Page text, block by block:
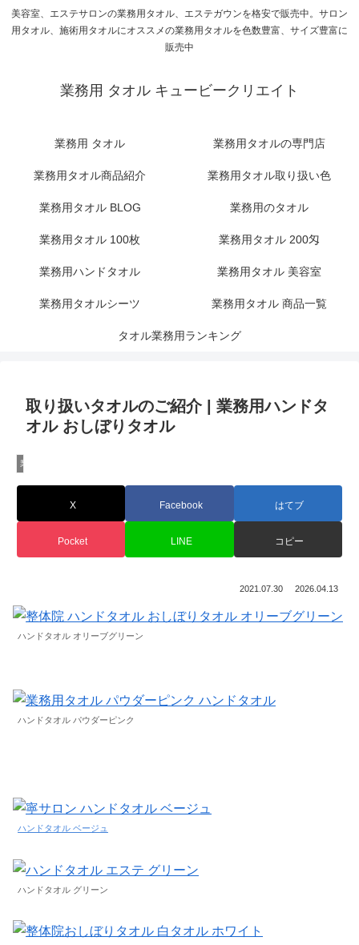
美容室、エステサロンの業務用タオル、エステガウンを格安で販売中。サロン
用タオル、施術用タオルにオススメの業務用タオルを色数豊富、サイズ豊富に
販売中
業務用 タオル キュービークリエイト
業務用 タオル 業務用タオルの専門店
業務用タオル商品紹介 業務用タオル取り扱い色
業務用タオル BLOG 業務用のタオル
業務用タオル 100枚 業務用タオル 200匁
業務用ハンドタオル 業務用タオル 美容室
業務用タオルシーツ 業務用タオル 商品一覧
タオル業務用ランキング
取り扱いタオルのご紹介 | 業務用ハンドタ
オル おしぼりタオル
業務用タオル専門店CBC
X Facebook はてブ
Pocket LINE コピー
2021.07.30 2026.04.13
ハンドタオル オリーブグリーン
ハンドタオル パウダーピンク
ハンドタオル ベージュ
ハンドタオル グリーン